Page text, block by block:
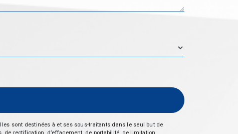
sont destinées à et ses sous-traitants dans le seul but de